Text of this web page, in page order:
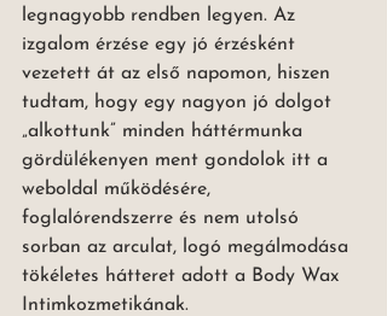
legnagyobb rendben legyen. Az
izgalom érzése egy jó érzésként
vezetett át az első napomon, hiszen
tudtam, hogy egy nagyon jó dolgot
„alkottunk” minden háttérmunka
gördülékenyen ment gondolok itt a
weboldal működésére,
foglalórendszerre és nem utolsó
sorban az arculat, logó megálmodása
tökéletes hátteret adott a Body Wax
Intimkozmetikának.